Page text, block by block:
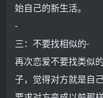
始自己的新生活。
-
三：不要找相似的-
再次恋爱不要找类似
子，觉得对方就是自